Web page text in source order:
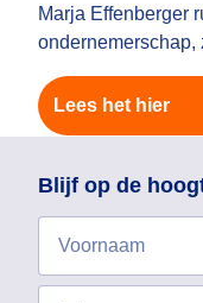
Marja Effenberger
ondernemerschap,
Lees het hier
Blijf op de